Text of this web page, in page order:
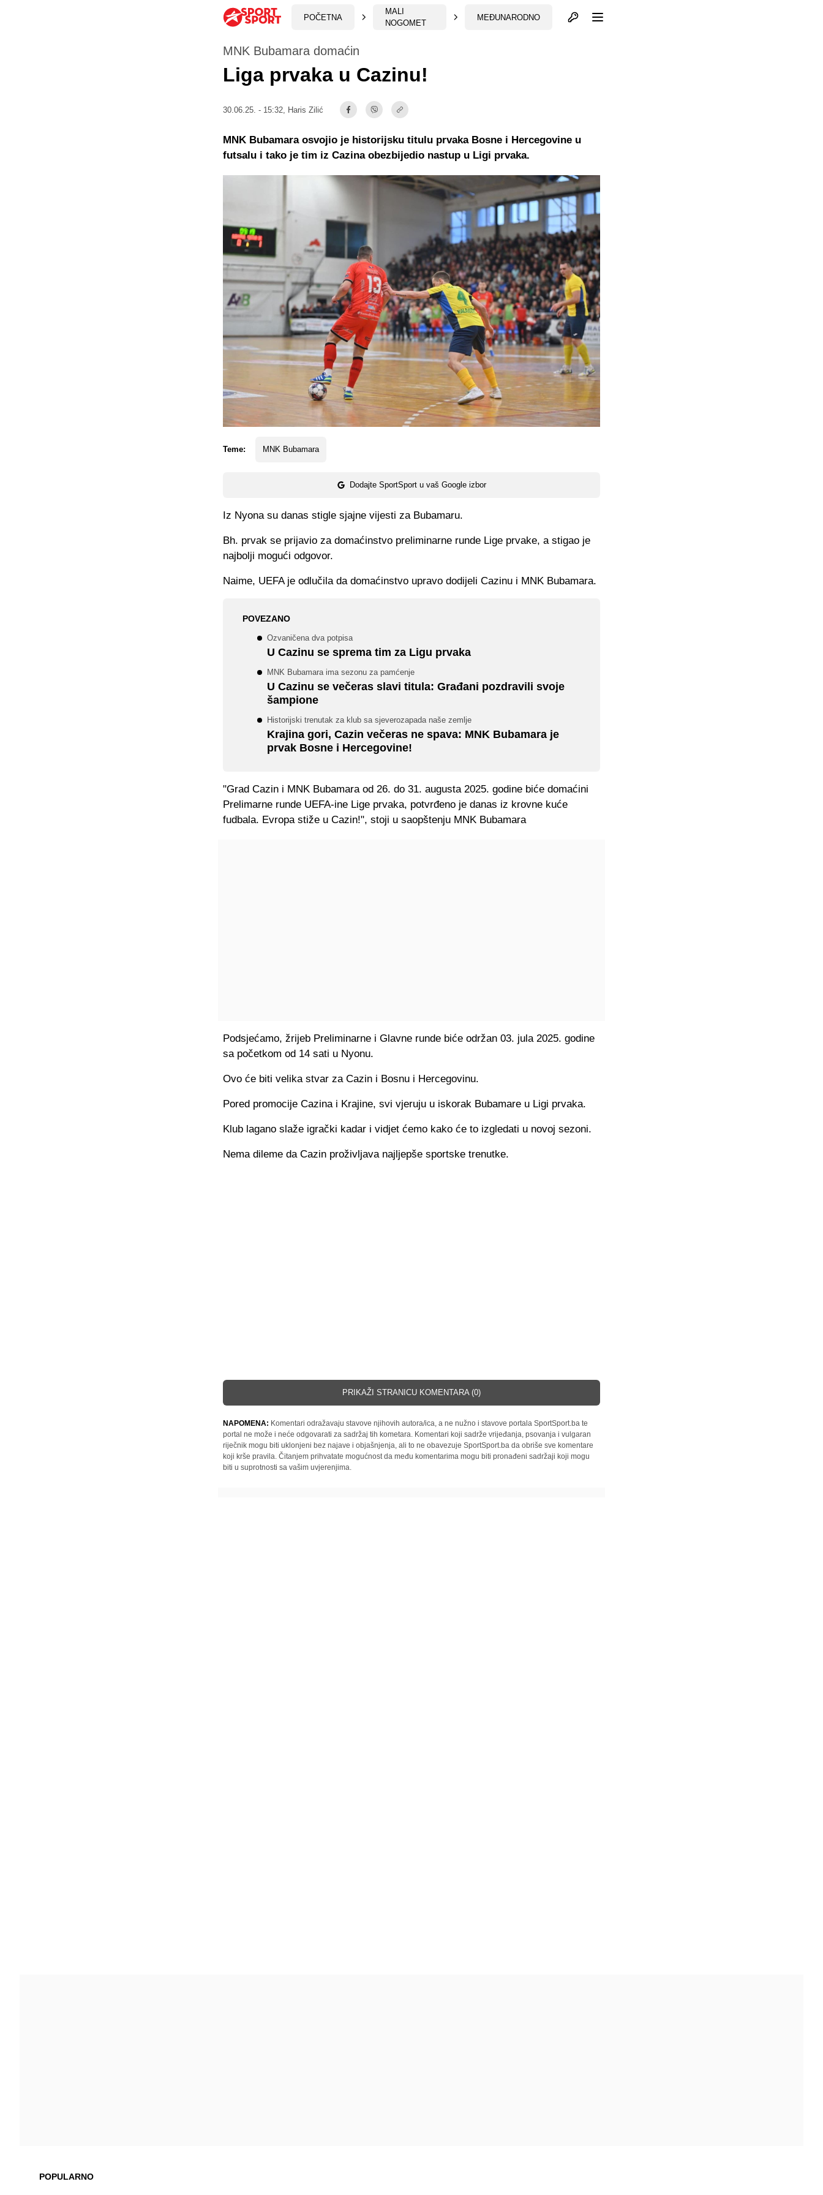
POČETNA
MALI
NOGOMET
MEĐUNARODNO Otvori profil
MNK Bubamara domaćin
Liga prvaka u Cazinu!
30.06.25. - 15:32, Haris Zilić
Teme: MNK Bubamara
Dodajte SportSport u vaš Google izbor
MNK Bubamara osvojio je historijsku titulu prvaka Bosne i Hercegovine u
futsalu i tako je tim iz Cazina obezbijedio nastup u Ligi prvaka.
Iz Nyona su danas stigle sjajne vijesti za Bubamaru.
Bh. prvak se prijavio za domaćinstvo preliminarne runde Lige prvake, a stigao je
najbolji mogući odgovor.
Naime, UEFA je odlučila da domaćinstvo upravo dodijeli Cazinu i MNK Bubamara.
POVEZANO
Ozvaničena dva potpisa
U Cazinu se sprema tim za Ligu prvaka
MNK Bubamara ima sezonu za pamćenje
U Cazinu se večeras slavi titula: Građani pozdravili svoje
šampione
Historijski trenutak za klub sa sjeverozapada naše zemlje
Krajina gori, Cazin večeras ne spava: MNK Bubamara je
prvak Bosne i Hercegovine!
"Grad Cazin i MNK Bubamara od 26. do 31. augusta 2025. godine biće domaćini
Prelimarne runde UEFA-ine Lige prvaka, potvrđeno je danas iz krovne kuće
fudbala. Evropa stiže u Cazin!", stoji u saopštenju MNK Bubamara
Podsjećamo, žrijeb Preliminarne i Glavne runde biće održan 03. jula 2025. godine
sa početkom od 14 sati u Nyonu.
Ovo će biti velika stvar za Cazin i Bosnu i Hercegovinu.
Pored promocije Cazina i Krajine, svi vjeruju u iskorak Bubamare u Ligi prvaka.
Klub lagano slaže igrački kadar i vidjet ćemo kako će to izgledati u novoj sezoni.
Nema dileme da Cazin proživljava najljepše sportske trenutke.
PRIKAŽI STRANICU KOMENTARA (0)
NAPOMENA: Komentari odražavaju stavove njihovih autora/ica, a ne nužno i stavove portala SportSport.ba te
portal ne može i neće odgovarati za sadržaj tih kometara. Komentari koji sadrže vrijeđanja, psovanja i vulgaran
riječnik mogu biti uklonjeni bez najave i objašnjenja, ali to ne obavezuje SportSport.ba da obriše sve komentare
koji krše pravila. Čitanjem prihvatate mogućnost da među komentarima mogu biti pronađeni sadržaji koji mogu
biti u suprotnosti sa vašim uvjerenjima.
POPULARNO